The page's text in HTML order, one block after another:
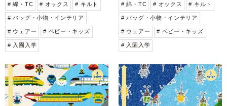
# 綿・TC # オックス # キルト
# バッグ・小物・インテリア
# ウェアー # ベビー・キッズ
# 入園入学
# 綿・TC # オックス # キルト
# バッグ・小物・インテリア
# ウェアー # ベビー・キッズ
# 入園入学